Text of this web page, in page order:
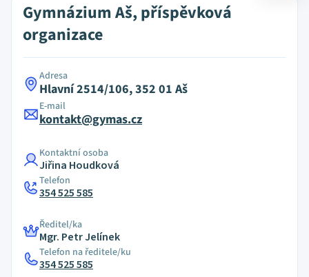
Gymnázium Aš, příspěvková
organizace
Adresa
Hlavní 2514/106, 352 01 Aš
E-mail
kontakt@gymas.cz
Kontaktní osoba
Jiřina Houdková
Telefon
354 525 585
Ředitel/ka
Mgr. Petr Jelínek
Telefon na ředitele/ku
354 525 585